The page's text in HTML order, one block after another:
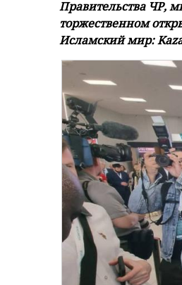
Правительства ЧР,
торжественном
Исламский мир: